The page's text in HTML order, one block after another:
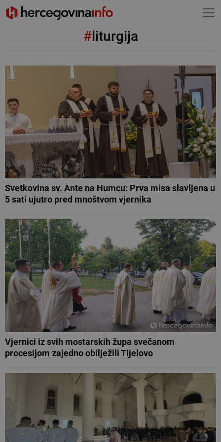
#liturgija
Svetkovina sv. Ante na Humcu: Prva misa slavljena u
5 sati ujutro pred mnoštvom vjernika
Vjernici iz svih mostarskih župa svečanom
procesijom zajedno obilježili Tijelovo